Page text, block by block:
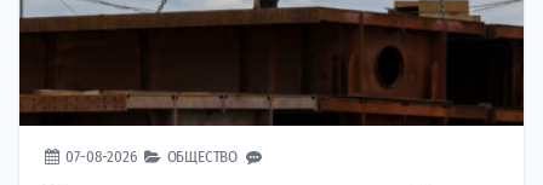
07-08-2026 ОБЩЕСТВО